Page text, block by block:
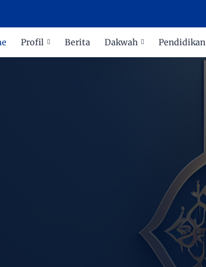
Profil Berita Dakwah Pendidikan